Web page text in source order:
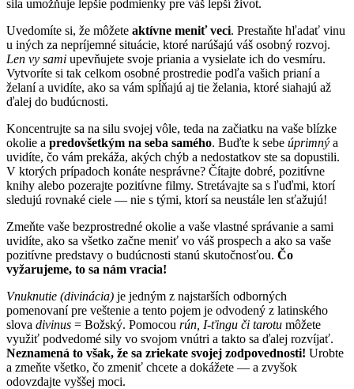
sila umožňuje lepšie podmienky pre váš lepší život.
Uvedomíte si, že môžete aktívne meniť veci. Prestaňte hľadať vinu
u iných za nepríjemné situácie, ktoré narúšajú váš osobný rozvoj.
Len vy sami upevňujete svoje priania a vysielate ich do vesmíru.
Vytvoríte si tak celkom osobné prostredie podľa vašich prianí a
želaní a uvidíte, ako sa vám spĺňajú aj tie želania, ktoré siahajú až
ďalej do budúcnosti.
Koncentrujte sa na silu svojej vôle, teda na začiatku na vaše blízke
okolie a predovšetkým na seba samého. Buďte k sebe úprimný a
uvidíte, čo vám prekáža, akých chýb a nedostatkov ste sa dopustili.
V ktorých prípadoch konáte nesprávne? Čítajte dobré, pozitívne
knihy alebo pozerajte pozitívne filmy. Stretávajte sa s ľuďmi, ktorí
sledujú rovnaké ciele — nie s tými, ktorí sa neustále len sťažujú!
Zmeňte vaše bezprostredné okolie a vaše vlastné správanie a sami
uvidíte, ako sa všetko začne meniť vo váš prospech a ako sa vaše
pozitívne predstavy o budúcnosti stanú skutočnosťou. Čo
vyžarujeme, to sa nám vracia!
Vnuknutie (divinácia) je jedným z najstarších odborných
pomenovaní pre veštenie a tento pojem je odvodený z latinského
slova divinus = Božský. Pomocou rún, I-ťingu či tarotu môžete
využiť podvedomé sily vo svojom vnútri a takto sa ďalej rozvíjať.
Neznamená to však, že sa zriekate svojej zodpovednosti! Urobte
a zmeňte všetko, čo zmeniť chcete a dokážete — a zvyšok
odovzdajte vyššej moci.